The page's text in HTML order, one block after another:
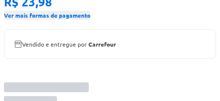
Ver mais formas de pagamento
Vendido e entregue porCarrefour